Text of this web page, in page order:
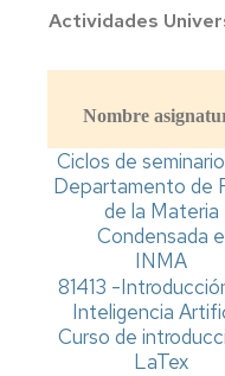
Actividades
Nombre
Ciclos de
Departamento de
de la Materia
Condensada e
INMA
81413 -
Inteligencia
Curso de
LaTex